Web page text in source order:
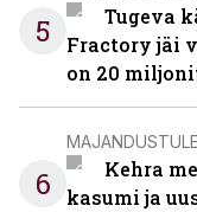
5
Tugeva
Fractory jäi
on 20
6
Kehra
kasumi ja